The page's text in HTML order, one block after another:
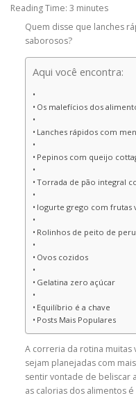
Reading Time: 3 minutes
Quem disse que lanches
saborosos?
Aqui você encontra:
Os malefícios dos
Lanches rápidos com
Pepinos com queijo
Torrada de pão integral
Iogurte grego com frutas
Rolinhos de peito de
Ovos cozidos
Gelatina zero açúcar
Equilíbrio é a chave
Posts Mais Populares
A correria da rotina
sejam planejadas com
sentir vontade de beliscar
as calorias dos alimentos